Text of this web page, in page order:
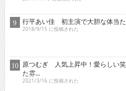
行平あい佳 初主演で大胆な体当
2018/9/15 に投稿された
た雰...
2021/3/16 に投稿された